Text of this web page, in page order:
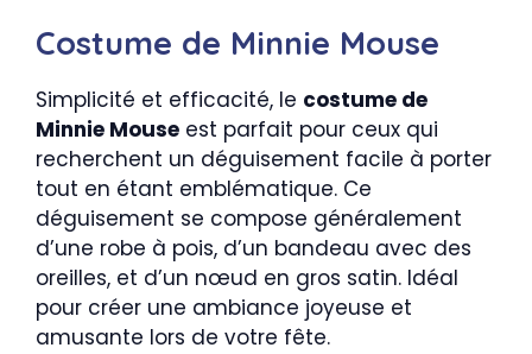
Costume de Minnie Mouse
Simplicité et efficacité, le costume de
Minnie Mouse est parfait pour ceux qui
recherchent un déguisement facile à porter
tout en étant emblématique. Ce
déguisement se compose généralement
d’une robe à pois, d’un bandeau avec des
oreilles, et d’un nœud en gros satin. Idéal
pour créer une ambiance joyeuse et
amusante lors de votre fête.